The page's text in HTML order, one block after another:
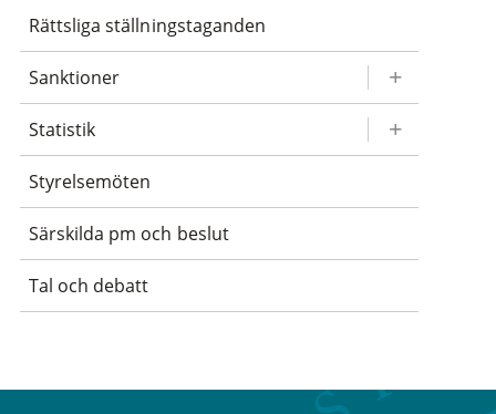
Rättsliga ställningstaganden
Sanktioner
Statistik
Styrelsemöten
Särskilda pm och beslut
Tal och debatt